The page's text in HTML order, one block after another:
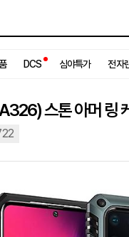
DCS 심야특가 전자
스톤 아머 링